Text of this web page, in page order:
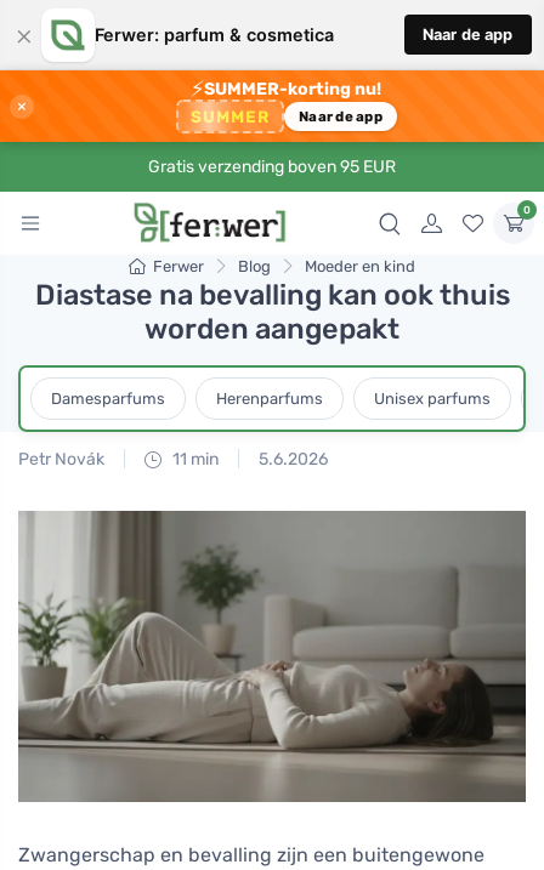
× Ferwer: parfum & cosmetica Naar de app
×
⚡SUMMER-korting nu!
SUMMER Naar de app
Gratis verzending boven 95 EUR
0
Ferwer Blog Moeder en kind
Diastase na bevalling kan ook thuis
worden aangepakt
Damesparfums Herenparfums Unisex parfums
Petr Novák 11 min 5.6.2026
Zwangerschap en bevalling zijn een buitengewone